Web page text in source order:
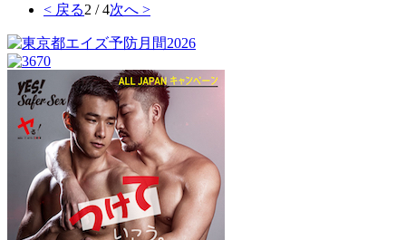
< 戻る2 / 4次へ >